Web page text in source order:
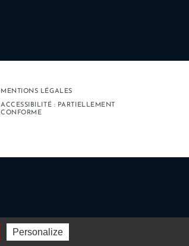
MENTIONS LÉGALES
ACCESSIBILITÉ : PARTIELLEMENT
CONFORME
Personalize